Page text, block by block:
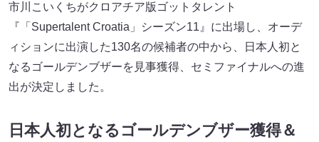
市川こいくちがクロアチア版ゴットタレント
『「Supertalent Croatia」シーズン11』に出場し、オーデ
ィションに出演した130名の候補者の中から、日本人初と
なるゴールデンブザーを見事獲得、セミファイナルへの進
出が決定しました。
日本人初となるゴールデンブザー獲得＆